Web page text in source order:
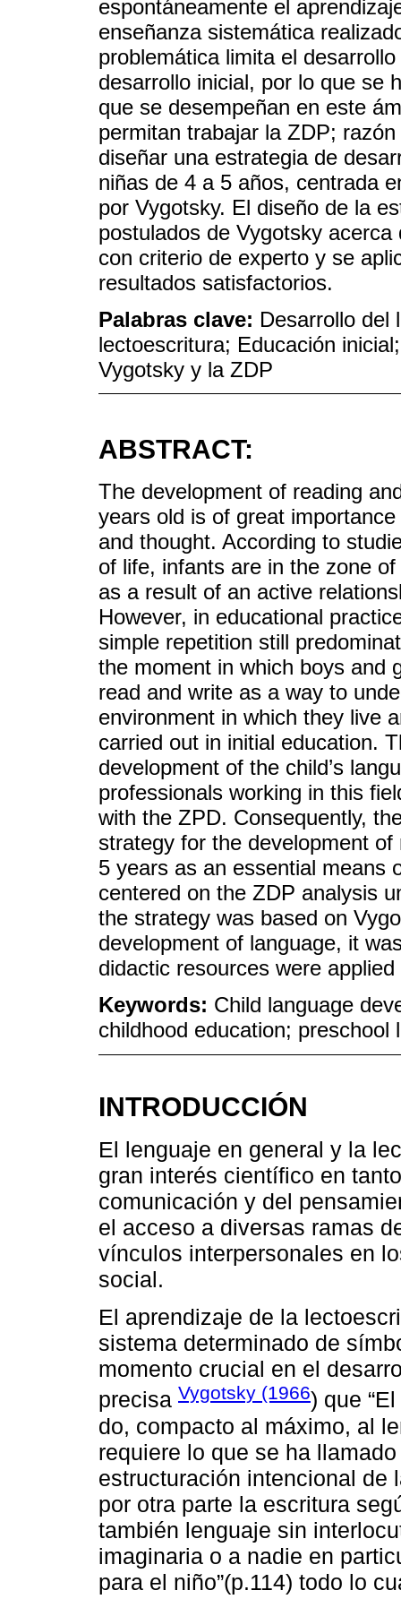
espontáneamente el
enseñanza sistemática
problemática limita el
desarrollo inicial, por lo que se
que se desempeñan en este
permitan trabajar la ZDP;
diseñar una estrategia de
niñas de 4 a 5 años, centrada
por Vygotsky. El diseño de la
postulados de Vygotsky
con criterio de experto y se
resultados satisfactorios.
Palabras clave: Desarrollo del
lectoescritura; Educación
Vygotsky y la ZDP
ABSTRACT:
The development of reading
years old is of great
and thought. According to
of life, infants are in the zone
as a result of an active
However, in educational
simple repetition still
the moment in which boys and
read and write as a way to
environment in which they live
carried out in initial education.
development of the child’s
professionals working in this
with the ZPD. Consequently,
strategy for the development
5 years as an essential means
centered on the ZDP analysis
the strategy was based on
development of language, it
didactic resources were
Keywords: Child language
childhood education;
INTRODUCCIÓN
El lenguaje en general y la
gran interés científico en
comunicación y del
el acceso a diversas ramas
vínculos interpersonales en
social.
El aprendizaje de la
sistema determinado de
momento crucial en el
precisa Vygotsky (1966) que
do, compacto al máximo, al
requiere lo que se ha
estructuración intencional de
por otra parte la escritura
también lenguaje sin
imaginaria o a nadie en
para el niño”(p.114) todo lo